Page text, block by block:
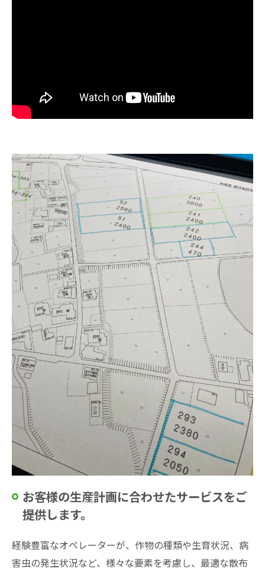
お客様の生産計画に合わせたサービスをご
提供します。
経験豊富なオペレーターが、作物の種類や生育状況、病
害虫の発生状況など、様々な要素を考慮し、最適な散布